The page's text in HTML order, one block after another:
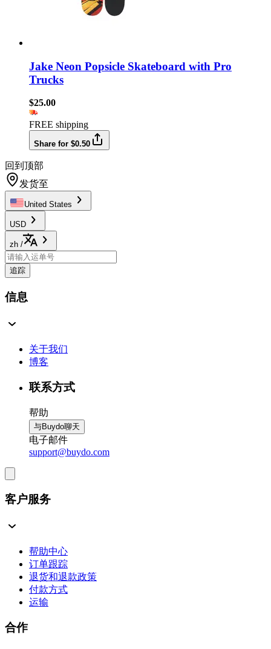
Jake Neon Popsicle Skateboard with Pro
Trucks
$25.00
FREE shipping
Share for $0.50
回到顶部
发货至
United States
USD
zh /
追踪
信息
关于我们
博客
联系方式
帮助
与Buydo聊天
电子邮件
support@buydo.com
客户服务
帮助中心
订单跟踪
退货和退款政策
付款方式
运输
合作